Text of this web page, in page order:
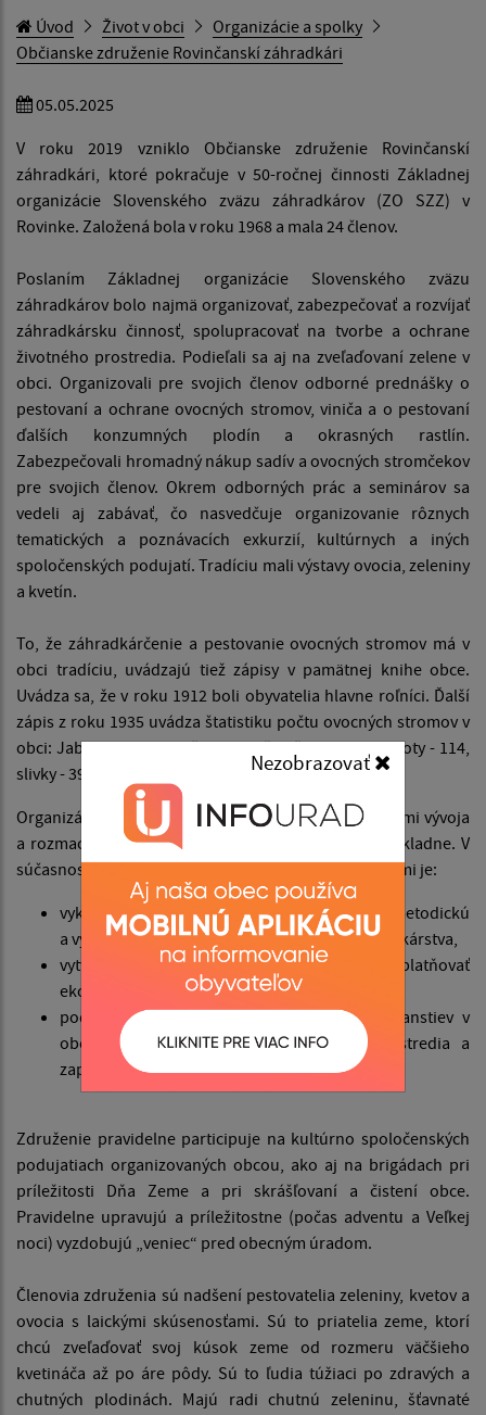
Nezobrazovať
Úvod Život v obci
Organizácie a spolky
Občianske združenie Rovinčanskí záhradkári
05.05.2025
V roku 2019 vzniklo Občianske združenie Rovinčanskí
záhradkári, ktoré pokračuje v 50-ročnej činnosti Základnej
organizácie Slovenského zväzu záhradkárov (ZO SZZ) v
Rovinke. Založená bola v roku 1968 a mala 24 členov.
Poslaním Základnej organizácie Slovenského zväzu
záhradkárov bolo najmä organizovať, zabezpečovať a rozvíjať
záhradkársku činnosť, spolupracovať na tvorbe a ochrane
životného prostredia. Podieľali sa aj na zveľaďovaní zelene v
obci. Organizovali pre svojich členov odborné prednášky o
pestovaní a ochrane ovocných stromov, viniča a o pestovaní
ďalších konzumných plodín a okrasných rastlín.
Zabezpečovali hromadný nákup sadív a ovocných stromčekov
pre svojich členov. Okrem odborných prác a seminárov sa
vedeli aj zabávať, čo nasvedčuje organizovanie rôznych
tematických a poznávacích exkurzií, kultúrnych a iných
spoločenských podujatí. Tradíciu mali výstavy ovocia, zeleniny
a kvetín.
To, že záhradkárčenie a pestovanie ovocných stromov má v
obci tradíciu, uvádzajú tiež zápisy v pamätnej knihe obce.
Uvádza sa, že v roku 1912 boli obyvatelia hlavne roľníci. Ďalší
zápis z roku 1935 uvádza štatistiku počtu ovocných stromov v
obci: Jablone - 310, hrušky - 230, čerešne - 224, ringloty - 114,
slivky - 394, orechy - 266 a marhule - 926.
Organizácia počas svojho pôsobenia prešla obdobiami vývoja
a rozmachu, ako aj stagnácie a poklesu členskej základne. V
súčasnosti má združenie 75 členov a jej hlavnými cieľmi je:
vykonávať organizačnú, odbornú, osvetovú, metodickú
a výchovnú činnosť zameranú na rozvoj záhradkárstva,
vytvárať a chrániť životné prostredie a uplatňovať
ekologické princípy hospodárenia na pôde,
podieľať sa na skrášľovaní verejných priestranstiev v
obci, na ochrane zdravého životného prostredia a
zapájať do týchto aktivít aj mládež.
Združenie pravidelne participuje na kultúrno spoločenských
podujatiach organizovaných obcou, ako aj na brigádach pri
príležitosti Dňa Zeme a pri skrášľovaní a čistení obce.
Pravidelne upravujú a príležitostne (počas adventu a Veľkej
noci) vyzdobujú „veniec“ pred obecným úradom.
Členovia združenia sú nadšení pestovatelia zeleniny, kvetov a
ovocia s laickými skúsenosťami. Sú to priatelia zeme, ktorí
chcú zveľaďovať svoj kúsok zeme od rozmeru väčšieho
kvetináča až po áre pôdy. Sú to ľudia túžiaci po zdravých a
chutných plodinách. Majú radi chutnú zeleninu, šťavnaté